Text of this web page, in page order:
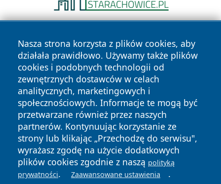
Nasza strona korzysta z plików cookies, aby
działała prawidłowo. Używamy także plików
cookies i podobnych technologii od
zewnętrznych dostawców w celach
analitycznych, marketingowych i
społecznościowych. Informacje te mogą być
przetwarzane również przez naszych
partnerów. Kontynuując korzystanie ze
strony lub klikając „Przechodzę do serwisu",
wyrażasz zgodę na użycie dodatkowych
plików cookies zgodnie z naszą polityką
prywatności. Zaawansowane ustawienia .
Copyright © 2026 faktybytom.pl Wszystkie prawa zastrzeżone.
News Autorzy
Polityka
Prywatności
Polityka
Cookies